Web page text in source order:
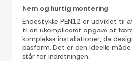
Nem og hurtig montering
Endestykke PEN12 er udviklet til
til en ukompliceret opgave at
komplekse installationer, da
pasform. Det er den ideelle
står for indretningen.